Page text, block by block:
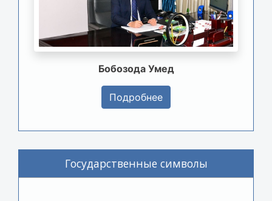
Бобозода Умед
Подробнее
Государственные символы